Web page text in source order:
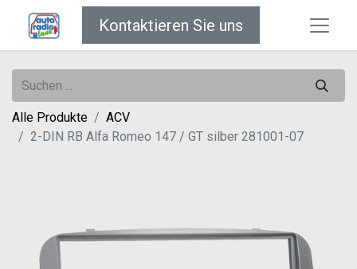
Kontaktieren Sie uns
Alle Produkte
ACV
2-DIN RB Alfa Romeo 147 / GT silber 281001-07